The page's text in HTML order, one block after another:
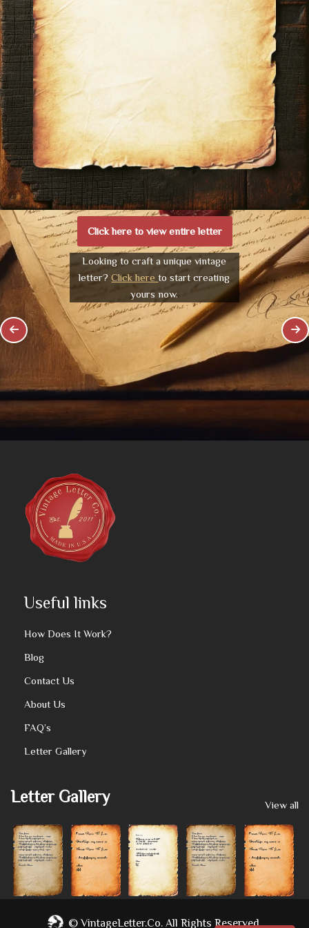
Click here to view entire letter
Looking to craft a unique vintage
letter?Click hereto start creating
yours now.
Useful links
How Does It Work?
Blog
Contact Us
About Us
FAQ’s
Letter Gallery
Letter Gallery View all
©VintageLetter.co. All Rights Reserved.